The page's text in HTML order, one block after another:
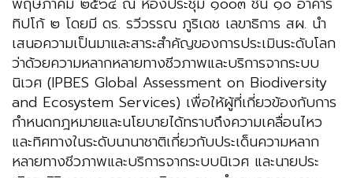
ทิปโก้ ๒ โดยมี ดร. รวีวรรณ ภูริเดช เลขาธิการ สผ. นำ
เสนอความเป็นมาและสาระสำคัญของการประเมินระดับโลก
ว่าด้วยความหลากหลายทางชีวภาพและบริการจากระบบ
นิเวศ (IPBES Global Assessment on Biodiversity
and Ecosystem Services) เพื่อให้ผู้ที่เกี่ยวข้องกับการ
กำหนดกฎหมายและนโยบายได้ทราบถึงความเคลื่อนไหว
และทิศทางในระดับนานาชาติเกี่ยวกับประเด็นความหลาก
หลายทางชีวภาพและบริการจากระบบนิเวศ และนายประ